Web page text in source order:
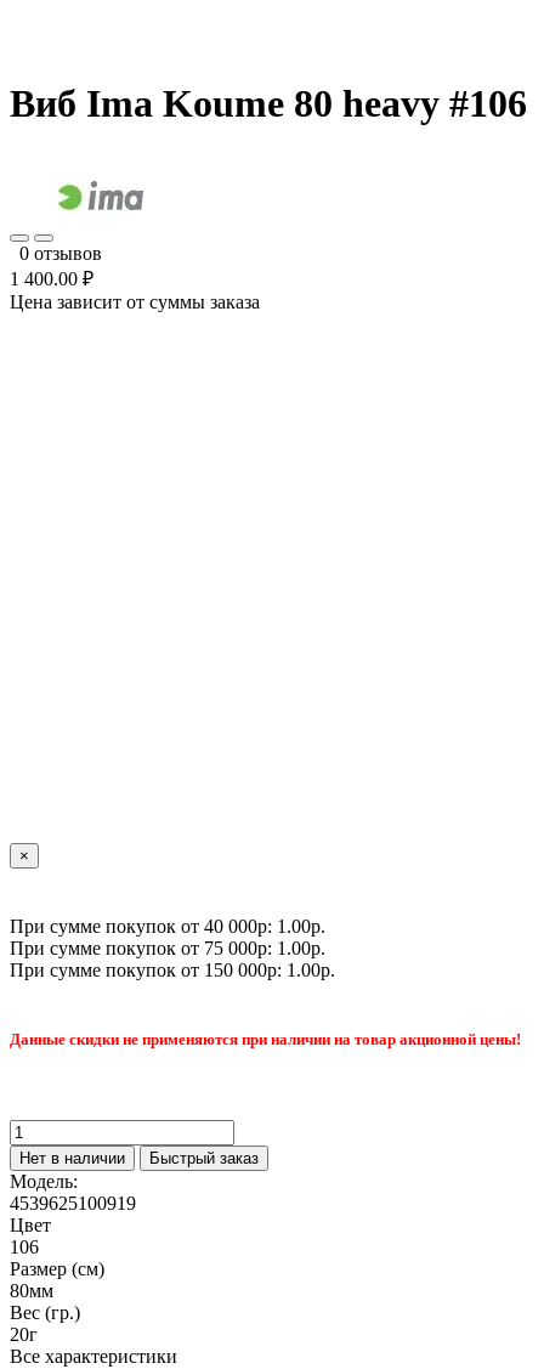
Виб Ima Koume 80 heavy #106
0 отзывов
1 400.00 ₽
Цена зависит от суммы заказа
×
При сумме покупок от 40 000р: 1.00р.
При сумме покупок от 75 000р: 1.00р.
При сумме покупок от 150 000р: 1.00р.
Данные скидки не применяются при наличии на товар акционной цены!
Нет в наличии Быстрый заказ
Модель:
4539625100919
Цвет
106
Размер (см)
80мм
Вес (гр.)
20г
Все характеристики